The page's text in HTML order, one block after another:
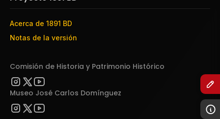
Acerca de 1891 BD
Notas de la versión
Comisión de Historia y Patrimonio Histórico
Museo José Carlos Domínguez